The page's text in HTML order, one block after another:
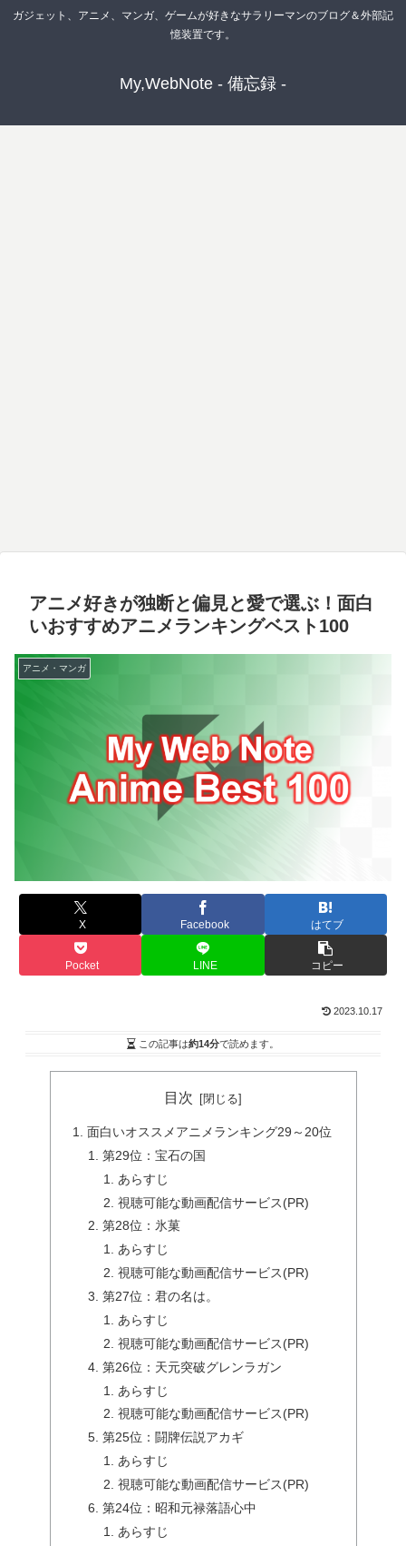
ガジェット、アニメ、マンガ、ゲームが好きなサラリーマンのブログ＆外部記
憶装置です。
My,WebNote - 備忘録 -
アニメ好きが独断と偏見と愛で選ぶ！面白
いおすすめアニメランキングベスト100
アニメ・マンガ
X Facebook はてブ
Pocket LINE コピー
2023.10.17
この記事は約14分で読めます。
目次
面白いオススメアニメランキング29～20位
第29位：宝石の国
あらすじ
視聴可能な動画配信サービス(PR)
第28位：氷菓
あらすじ
視聴可能な動画配信サービス(PR)
第27位：君の名は。
あらすじ
視聴可能な動画配信サービス(PR)
第26位：天元突破グレンラガン
あらすじ
視聴可能な動画配信サービス(PR)
第25位：闘牌伝説アカギ
あらすじ
視聴可能な動画配信サービス(PR)
第24位：昭和元禄落語心中
あらすじ